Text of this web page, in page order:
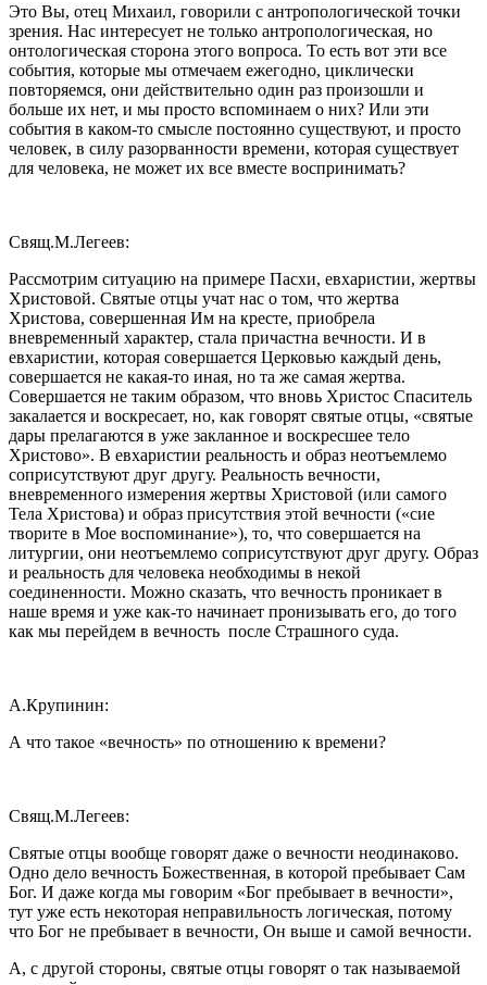
Это Вы, отец Михаил, говорили с антропологической точки
зрения. Нас интересует не только антропологическая, но
онтологическая сторона этого вопроса. То есть вот эти все
события, которые мы отмечаем ежегодно, циклически
повторяемся, они действительно один раз произошли и
больше их нет, и мы просто вспоминаем о них? Или эти
события в каком-то смысле постоянно существуют, и просто
человек, в силу разорванности времени, которая существует
для человека, не может их все вместе воспринимать?
Свящ.М.Легеев:
Рассмотрим ситуацию на примере Пасхи, евхаристии, жертвы
Христовой. Святые отцы учат нас о том, что жертва
Христова, совершенная Им на кресте, приобрела
вневременный характер, стала причастна вечности. И в
евхаристии, которая совершается Церковью каждый день,
совершается не какая-то иная, но та же самая жертва.
Совершается не таким образом, что вновь Христос Спаситель
закалается и воскресает, но, как говорят святые отцы, «святые
дары прелагаются в уже закланное и воскресшее тело
Христово». В евхаристии реальность и образ неотъемлемо
соприсутствуют друг другу. Реальность вечности,
вневременного измерения жертвы Христовой (или самого
Тела Христова) и образ присутствия этой вечности («сие
творите в Мое воспоминание»), то, что совершается на
литургии, они неотъемлемо соприсутствуют друг другу. Образ
и реальность для человека необходимы в некой
соединенности. Можно сказать, что вечность проникает в
наше время и уже как-то начинает пронизывать его, до того
как мы перейдем в вечность после Страшного суда.
А.Крупинин:
А что такое «вечность» по отношению к времени?
Свящ.М.Легеев:
Святые отцы вообще говорят даже о вечности неодинаково.
Одно дело вечность Божественная, в которой пребывает Сам
Бог. И даже когда мы говорим «Бог пребывает в вечности»,
тут уже есть некоторая неправильность логическая, потому
что Бог не пребывает в вечности, Он выше и самой вечности.
А, с другой стороны, святые отцы говорят о так называемой